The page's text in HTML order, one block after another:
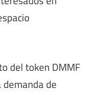
del token DMMF
de